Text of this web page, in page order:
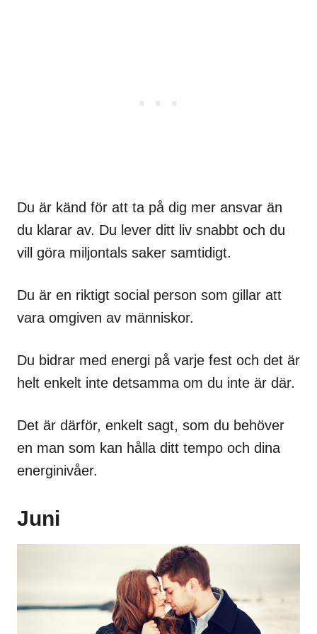
Du är känd för att ta på dig mer ansvar än
du klarar av. Du lever ditt liv snabbt och du
vill göra miljontals saker samtidigt.
Du är en riktigt social person som gillar att
vara omgiven av människor.
Du bidrar med energi på varje fest och det är
helt enkelt inte detsamma om du inte är där.
Det är därför, enkelt sagt, som du behöver
en man som kan hålla ditt tempo och dina
energinivåer.
Juni